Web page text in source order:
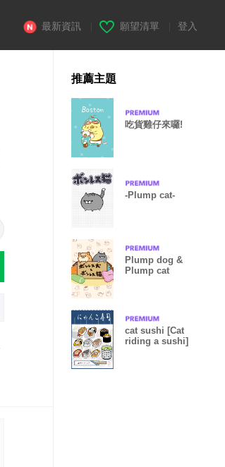
最新資訊 願望清單 登入
推薦主題
吃貨雞仔來囉!
-Plump cat-
Plump dog &
Plump cat
cat sushi [Cat
riding a sushi]